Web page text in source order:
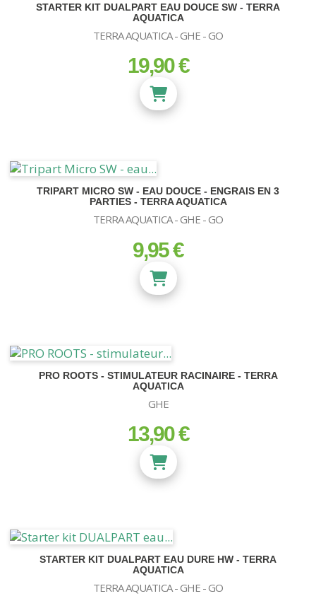
STARTER KIT DUALPART EAU DOUCE SW - TERRA
AQUATICA
TERRA AQUATICA - GHE - GO
prix
19,90 €
TRIPART MICRO SW - EAU DOUCE - ENGRAIS EN 3
PARTIES - TERRA AQUATICA
TERRA AQUATICA - GHE - GO
prix
9,95 €
PRO ROOTS - STIMULATEUR RACINAIRE - TERRA
AQUATICA
GHE
prix
13,90 €
STARTER KIT DUALPART EAU DURE HW - TERRA
AQUATICA
TERRA AQUATICA - GHE - GO